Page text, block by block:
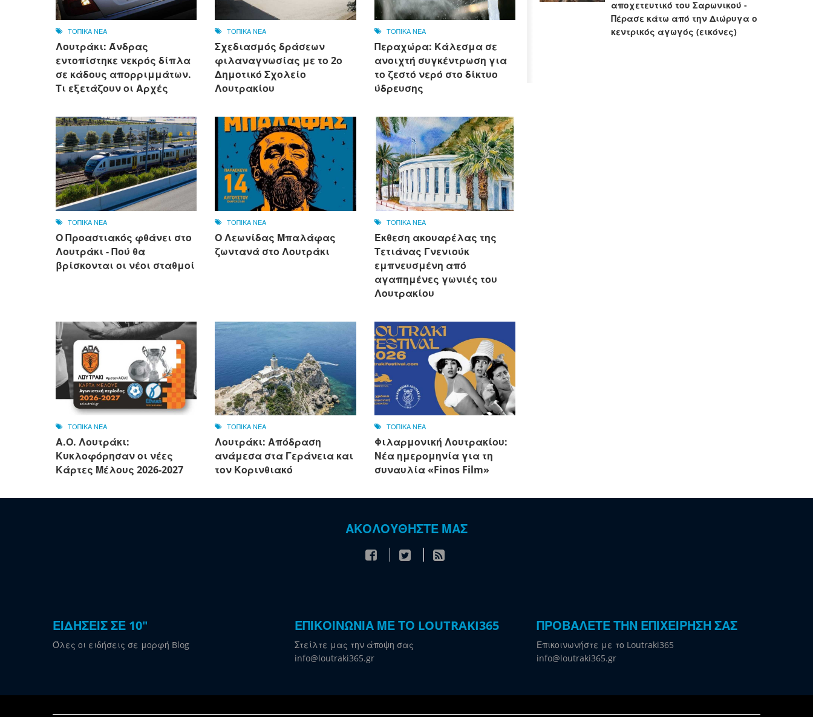
ΤΟΠΙΚΑ ΝΕΑ
Λουτράκι: Άνδρας
εντοπίστηκε νεκρός δίπλα
σε κάδους απορριμμάτων.
Τι εξετάζουν οι Αρχές
ΤΟΠΙΚΑ ΝΕΑ
Σχεδιασμός δράσεων
φιλαναγνωσίας με το 2ο
Δημοτικό Σχολείο
Λουτρακίου
ΤΟΠΙΚΑ ΝΕΑ
Περαχώρα: Κάλεσμα σε
ανοιχτή συγκέντρωση για
το ζεστό νερό στο δίκτυο
ύδρευσης
ΤΟΠΙΚΑ ΝΕΑ
Ο Προαστιακός φθάνει στο
Λουτράκι - Πού θα
βρίσκονται οι νέοι σταθμοί
ΤΟΠΙΚΑ ΝΕΑ
Ο Λεωνίδας Μπαλάφας
ζωντανά στο Λουτράκι
ΤΟΠΙΚΑ ΝΕΑ
Έκθεση ακουαρέλας της
Τετιάνας Γνενιούκ
εμπνευσμένη από
αγαπημένες γωνιές του
Λουτρακίου
ΤΟΠΙΚΑ ΝΕΑ
Α.Ο. Λουτράκι:
Κυκλοφόρησαν οι νέες
Κάρτες Μέλους 2026-2027
ΤΟΠΙΚΑ ΝΕΑ
Λουτράκι: Απόδραση
ανάμεσα στα Γεράνεια και
τον Κορινθιακό
ΤΟΠΙΚΑ ΝΕΑ
Φιλαρμονική Λουτρακίου:
Νέα ημερομηνία για τη
συναυλία «Finos Film»
αποχετευτικό του Σαρωνικού -
Πέρασε κάτω από την Διώρυγα ο
κεντρικός αγωγός (εικόνες)
ΑΚΟΛΟΥΘΗΣΤΕ ΜΑΣ
ΕΙΔΗΣΕΙΣ ΣΕ 10"
Όλες οι ειδήσεις σε μορφή Blog
ΕΠΙΚΟΙΝΩΝΙΑ ΜΕ ΤΟ LOUTRAKI365
Στείλτε μας την άποψη σας
info@loutraki365.gr
ΠΡΟΒΑΛΕΤΕ ΤΗΝ ΕΠΙΧΕΙΡΗΣΗ ΣΑΣ
Επικοινωνήστε με το Loutraki365
info@loutraki365.gr